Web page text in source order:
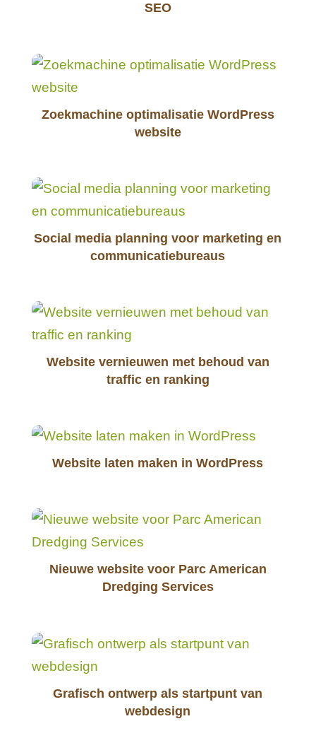
SEO
Zoekmachine optimalisatie WordPress
website
Social media planning voor marketing en
communicatiebureaus
Website vernieuwen met behoud van
traffic en ranking
Website laten maken in WordPress
Nieuwe website voor Parc American
Dredging Services
Grafisch ontwerp als startpunt van
webdesign